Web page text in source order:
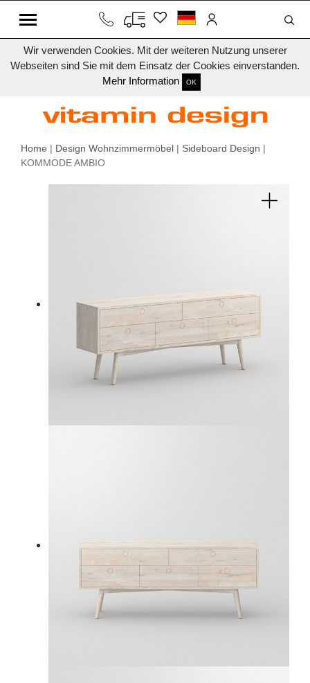
Wir verwenden Cookies. Mit der weiteren Nutzung unserer
Webseiten sind Sie mit dem Einsatz der Cookies einverstanden.
Mehr Information
OK
Home | Design Wohnzimmermöbel | Sideboard Design |
KOMMODE AMBIO